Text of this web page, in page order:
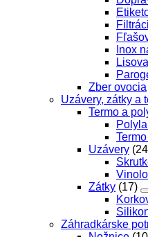
Inox
Zber ovocia
Uzávery, zátky a
Termo a
Uzávery
Zátky (17)
Záhradkárske